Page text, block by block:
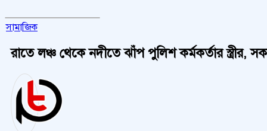
সামাজিক
রাতে লঞ্চ থেকে নদীতে ঝাঁপ পুলিশ কর্মকর্তার স্ত্রীর,